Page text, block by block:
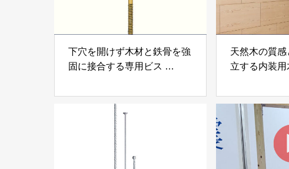
下穴を開けず木材と鉄骨を強
固に接合する専用ビス
株式会社
天然木の質
立する内装
モクパネル
ンパテック